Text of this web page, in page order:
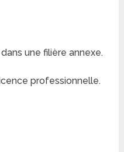
une filière annexe.
professionnelle.